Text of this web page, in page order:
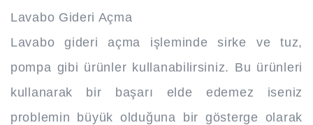
Lavabo Gideri Açma
Lavabo gideri açma işleminde sirke ve tuz,
pompa gibi ürünler kullanabilirsiniz. Bu ürünleri
kullanarak bir başarı elde edemez iseniz
problemin büyük olduğuna bir gösterge olarak